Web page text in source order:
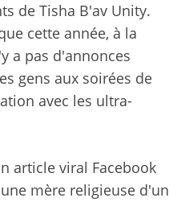
de Tisha B'av Unity.
cette année, à la
a pas d'annonces
gens aux soirées de
avec les ultra-
article viral Facebook
mère religieuse d'un